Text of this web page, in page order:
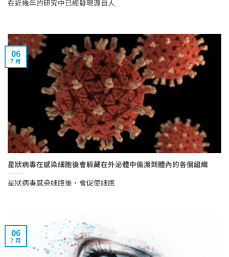
在近幾年的研究中已經發現源自人
星狀病毒在感染細胞後會躲藏在外泌體中偷渡到體內的各個組織
星狀病毒感染細胞後，會促使細胞
06
7 月
06
7 月